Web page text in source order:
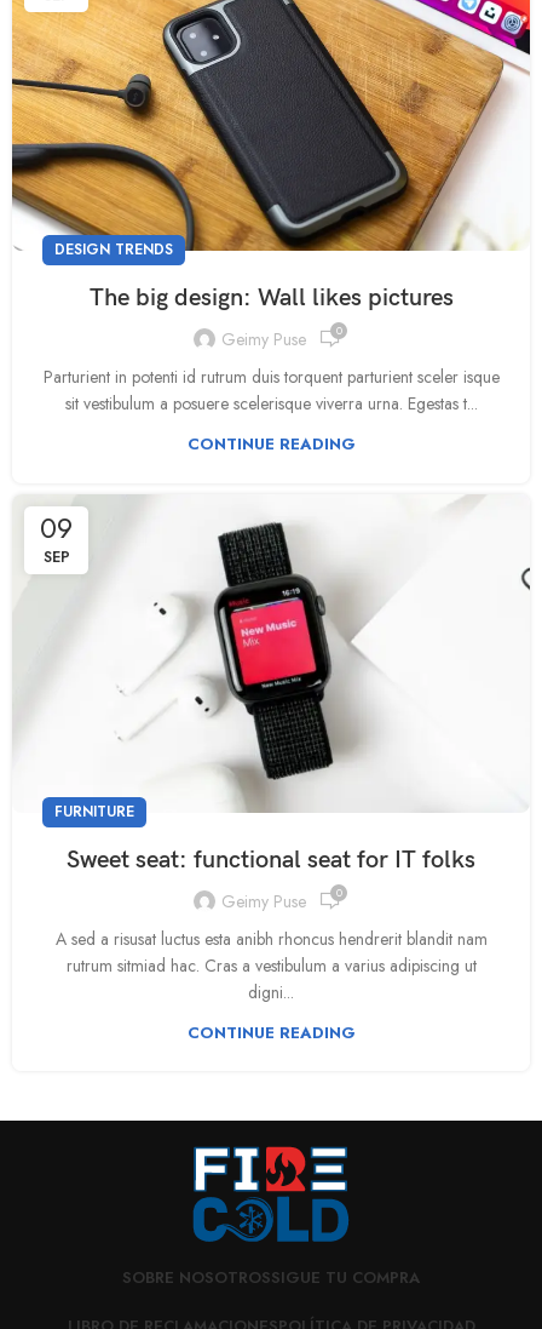
DESIGN TRENDS
The big design: Wall likes pictures
Geimy Puse 0
Parturient in potenti id rutrum duis torquent parturient sceler isque
sit vestibulum a posuere scelerisque viverra urna. Egestas t...
CONTINUE READING
09
SEP
FURNITURE
Sweet seat: functional seat for IT folks
Geimy Puse 0
A sed a risusat luctus esta anibh rhoncus hendrerit blandit nam
rutrum sitmiad hac. Cras a vestibulum a varius adipiscing ut
digni...
CONTINUE READING
SOBRE NOSOTROSSIGUE TU COMPRA